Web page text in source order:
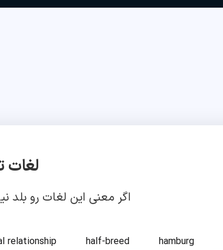
لغات
اگر معنی این لغات رو بلد
relationship half-breed hamburg